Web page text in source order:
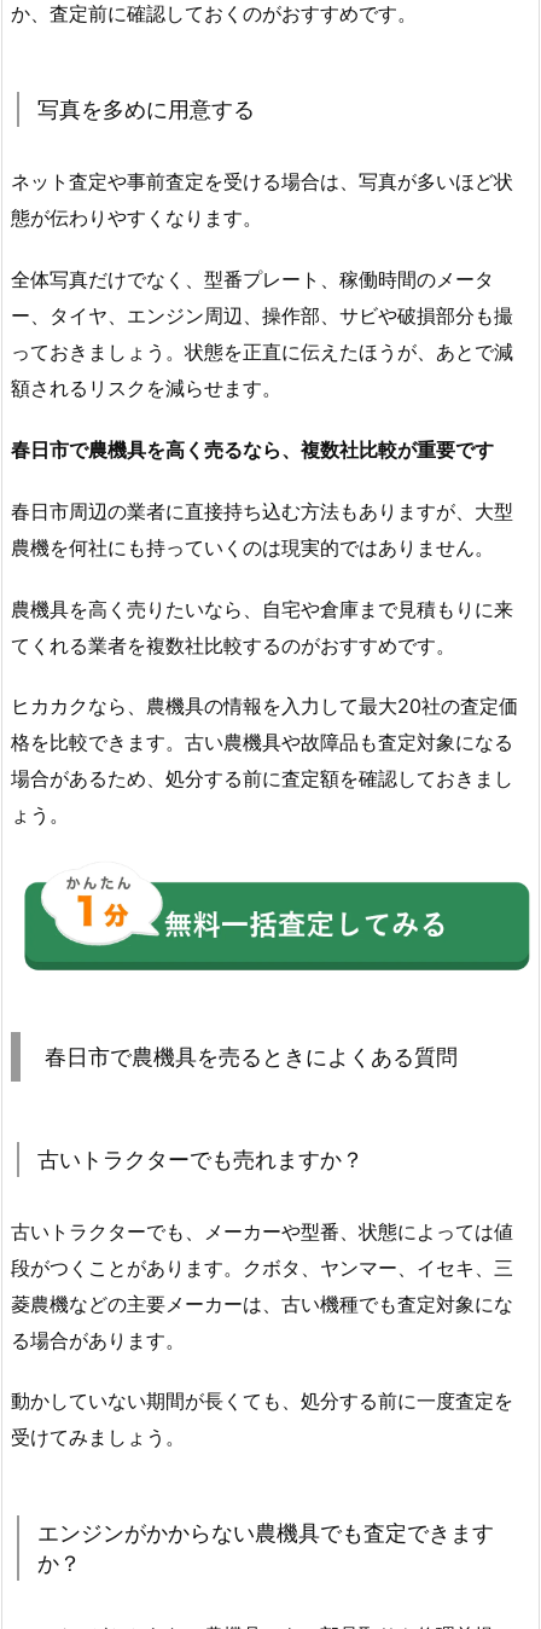
か、査定前に確認しておくのがおすすめです。
写真を多めに用意する
ネット査定や事前査定を受ける場合は、写真が多いほど状
態が伝わりやすくなります。
全体写真だけでなく、型番プレート、稼働時間のメータ
ー、タイヤ、エンジン周辺、操作部、サビや破損部分も撮
っておきましょう。状態を正直に伝えたほうが、あとで減
額されるリスクを減らせます。
春日市で農機具を高く売るなら、複数社比較が重要です
春日市周辺の業者に直接持ち込む方法もありますが、大型
農機を何社にも持っていくのは現実的ではありません。
農機具を高く売りたいなら、自宅や倉庫まで見積もりに来
てくれる業者を複数社比較するのがおすすめです。
ヒカカクなら、農機具の情報を入力して最大20社の査定価
格を比較できます。古い農機具や故障品も査定対象になる
場合があるため、処分する前に査定額を確認しておきまし
ょう。
春日市で農機具を売るときによくある質問
古いトラクターでも売れますか？
古いトラクターでも、メーカーや型番、状態によっては値
段がつくことがあります。クボタ、ヤンマー、イセキ、三
菱農機などの主要メーカーは、古い機種でも査定対象にな
る場合があります。
動かしていない期間が長くても、処分する前に一度査定を
受けてみましょう。
エンジンがかからない農機具でも査定できます
か？